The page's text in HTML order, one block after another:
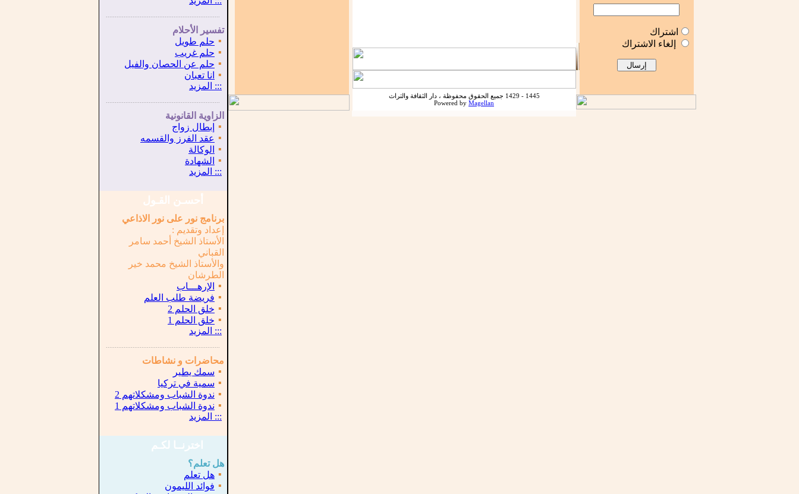
تفسير الأحلام
▪ حلم طويل
▪ حلم غريب
▪ حلم عن الحصان والفيل
▪
انا تعبان
::: المزيد
الزاوية القانونية
▪
إبطال زواج
▪ عقد الفرز والقسمه
▪
الوكالة
▪
الشهادة
::: المزيد
أحسـن القـول
برنامج نور على نور الاذاعي
إعداد وتقديم :
الأستاذ الشيخ أحمد سامر
القباني
والأستاذ الشيخ محمد خير
الطرشان
▪
الإرهـــاب
▪ فريضة طلب العلم
▪ خلق الحلم 2
▪ خلق الحلم 1
::: المزيد
محاضرات و نشاطات
▪ سمك يطير
▪ سمية في تركيا
▪ ندوة الشباب ومشكلاتهم 2
▪ ندوة الشباب ومشكلاتهم 1
::: المزيد
اخترنــا لكـم
هل تعلم؟
▪ هل تعلم
▪ فوائد الليمون
اشتراك
إلغاء الاشتراك
1445 - 1429 جميع الحقوق محفوظة ، دار الثقافة والتراث
Powered by Magellan